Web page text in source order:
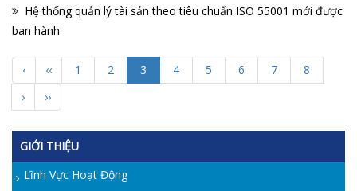
Hệ thống quản lý tài sản theo tiêu chuẩn ISO 55001 mới được
ban hành
‹ ‹‹ 1 2 3 4 5 6 7
8
›
››
GIỚI THIỆU
Lĩnh Vực Hoạt Động